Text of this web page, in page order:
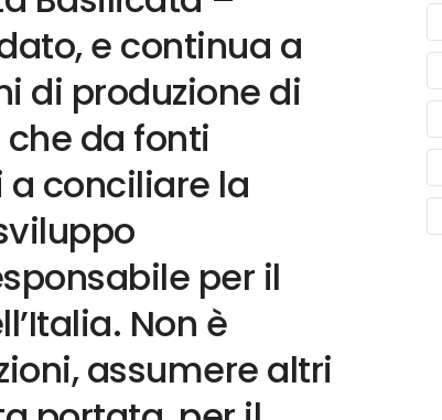
e continua a
di produzione di
da fonti
conciliare la
per il
Non è
assumere altri